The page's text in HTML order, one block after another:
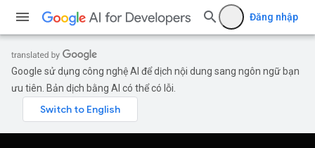
Đăng nhập
Google sử dụng công nghệ AI để dịch nội dung sang ngôn ngữ bạn
ưu tiên. Bản dịch bằng AI có thể có lỗi.